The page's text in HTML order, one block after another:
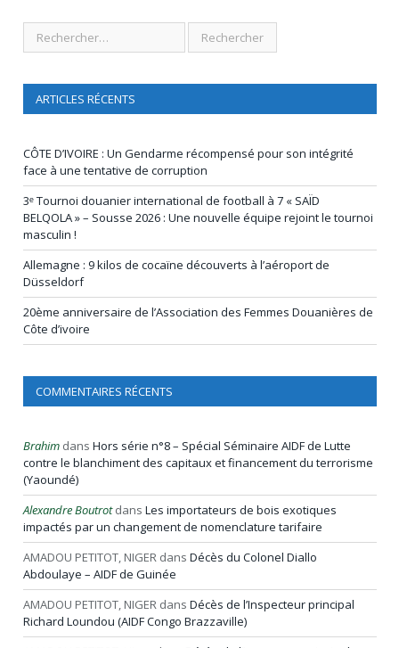
ARTICLES RÉCENTS
CÔTE D’IVOIRE : Un Gendarme récompensé pour son intégrité
face à une tentative de corruption
3ᵉ Tournoi douanier international de football à 7 « SAÏD
BELQOLA » – Sousse 2026 : Une nouvelle équipe rejoint le tournoi
masculin !
Allemagne : 9 kilos de cocaïne découverts à l’aéroport de
Düsseldorf
20ème anniversaire de l’Association des Femmes Douanières de
Côte d’ivoire
COMMENTAIRES RÉCENTS
Brahim dans Hors série n°8 – Spécial Séminaire AIDF de Lutte
contre le blanchiment des capitaux et financement du terrorisme
(Yaoundé)
Alexandre Boutrotdans Les importateurs de bois exotiques
impactés par un changement de nomenclature tarifaire
AMADOU PETITOT, NIGER dans Décès du Colonel Diallo
Abdoulaye – AIDF de Guinée
AMADOU PETITOT, NIGER dans Décès de l’Inspecteur principal
Richard Loundou (AIDF Congo Brazzaville)